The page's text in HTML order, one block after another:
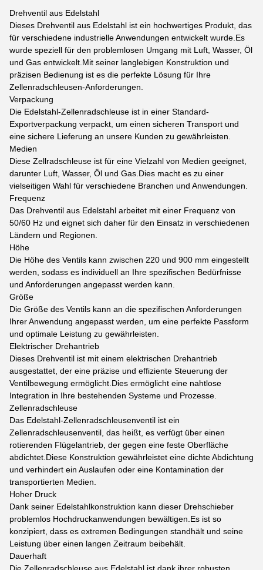
Drehventil aus Edelstahl
Dieses Drehventil aus Edelstahl ist ein hochwertiges Produkt, das
für verschiedene industrielle Anwendungen entwickelt wurde.Es
wurde speziell für den problemlosen Umgang mit Luft, Wasser, Öl
und Gas entwickelt.Mit seiner langlebigen Konstruktion und
präzisen Bedienung ist es die perfekte Lösung für Ihre
Zellenradschleusen-Anforderungen.
Verpackung
Die Edelstahl-Zellenradschleuse ist in einer Standard-
Exportverpackung verpackt, um einen sicheren Transport und
eine sichere Lieferung an unsere Kunden zu gewährleisten.
Medien
Diese Zellradschleuse ist für eine Vielzahl von Medien geeignet,
darunter Luft, Wasser, Öl und Gas.Dies macht es zu einer
vielseitigen Wahl für verschiedene Branchen und Anwendungen.
Frequenz
Das Drehventil aus Edelstahl arbeitet mit einer Frequenz von
50/60 Hz und eignet sich daher für den Einsatz in verschiedenen
Ländern und Regionen.
Höhe
Die Höhe des Ventils kann zwischen 220 und 900 mm eingestellt
werden, sodass es individuell an Ihre spezifischen Bedürfnisse
und Anforderungen angepasst werden kann.
Größe
Die Größe des Ventils kann an die spezifischen Anforderungen
Ihrer Anwendung angepasst werden, um eine perfekte Passform
und optimale Leistung zu gewährleisten.
Elektrischer Drehantrieb
Dieses Drehventil ist mit einem elektrischen Drehantrieb
ausgestattet, der eine präzise und effiziente Steuerung der
Ventilbewegung ermöglicht.Dies ermöglicht eine nahtlose
Integration in Ihre bestehenden Systeme und Prozesse.
Zellenradschleuse
Das Edelstahl-Zellenradschleusenventil ist ein
Zellenradschleusenventil, das heißt, es verfügt über einen
rotierenden Flügelantrieb, der gegen eine feste Oberfläche
abdichtet.Diese Konstruktion gewährleistet eine dichte Abdichtung
und verhindert ein Auslaufen oder eine Kontamination der
transportierten Medien.
Hoher Druck
Dank seiner Edelstahlkonstruktion kann dieser Drehschieber
problemlos Hochdruckanwendungen bewältigen.Es ist so
konzipiert, dass es extremen Bedingungen standhält und seine
Leistung über einen langen Zeitraum beibehält.
Dauerhaft